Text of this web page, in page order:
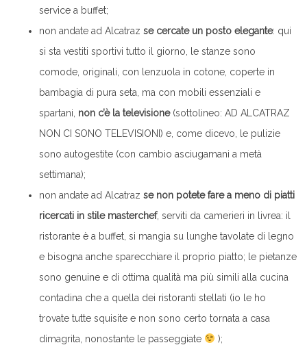
service a buffet;
non andate ad Alcatraz se cercate un posto elegante: qui
si sta vestiti sportivi tutto il giorno, le stanze sono
comode, originali, con lenzuola in cotone, coperte in
bambagia di pura seta, ma con mobili essenziali e
spartani, non c’è la televisione(sottolineo: AD ALCATRAZ
NON CI SONO TELEVISIONI) e, come dicevo, le pulizie
sono autogestite (con cambio asciugamani a metà
settimana);
non andate ad Alcatraz se non potete fare a meno di piatti
ricercati in stile masterchef, serviti da camerieri in livrea: il
ristorante è a buffet, si mangia su lunghe tavolate di legno
e bisogna anche sparecchiare il proprio piatto; le pietanze
sono genuine e di ottima qualità ma più simili alla cucina
contadina che a quella dei ristoranti stellati (io le ho
trovate tutte squisite e non sono certo tornata a casa
dimagrita, nonostante le passeggiate
);